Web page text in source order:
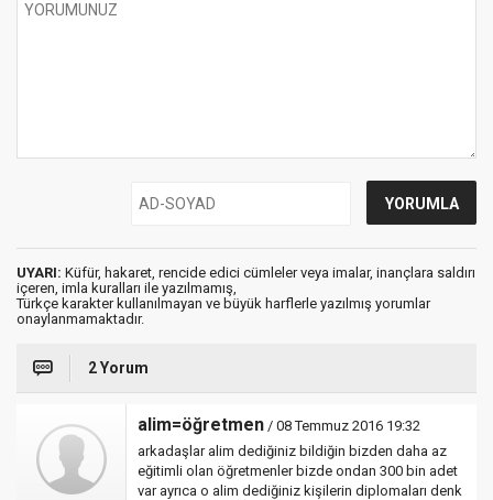
UYARI: Küfür, hakaret, rencide edici cümleler veya imalar, inançlara saldırı
içeren, imla kuralları ile yazılmamış,
Türkçe karakter kullanılmayan ve büyük harflerle yazılmış yorumlar
onaylanmamaktadır.
2 Yorum
alim=öğretmen / 08 Temmuz 2016 19:32
arkadaşlar alim dediğiniz bildiğin bizden daha az
eğitimli olan öğretmenler bizde ondan 300 bin adet
var ayrıca o alim dediğiniz kişilerin diplomaları denk